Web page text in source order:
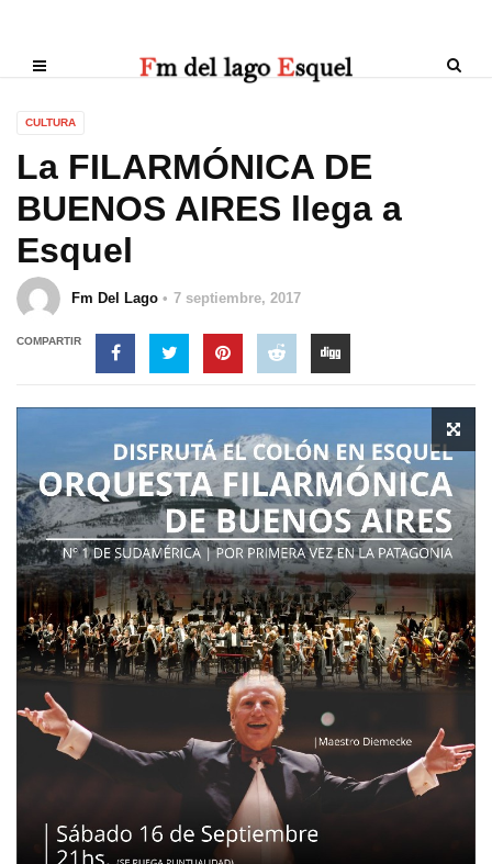
CULTURA
La FILARMÓNICA DE
BUENOS AIRES llega a
Esquel
Fm Del Lago 7 septiembre, 2017
COMPARTIR